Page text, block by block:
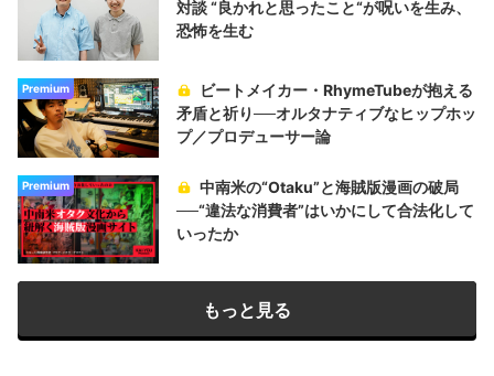
対談 “良かれと思ったこと“が呪いを生み、
恐怖を生む
Premium
ビートメイカー・RhymeTubeが抱える
矛盾と祈り──オルタナティブなヒップホッ
プ／プロデューサー論
Premium
中南米の“Otaku”と海賊版漫画の破局
──“違法な消費者”はいかにして合法化して
いったか
もっと見る